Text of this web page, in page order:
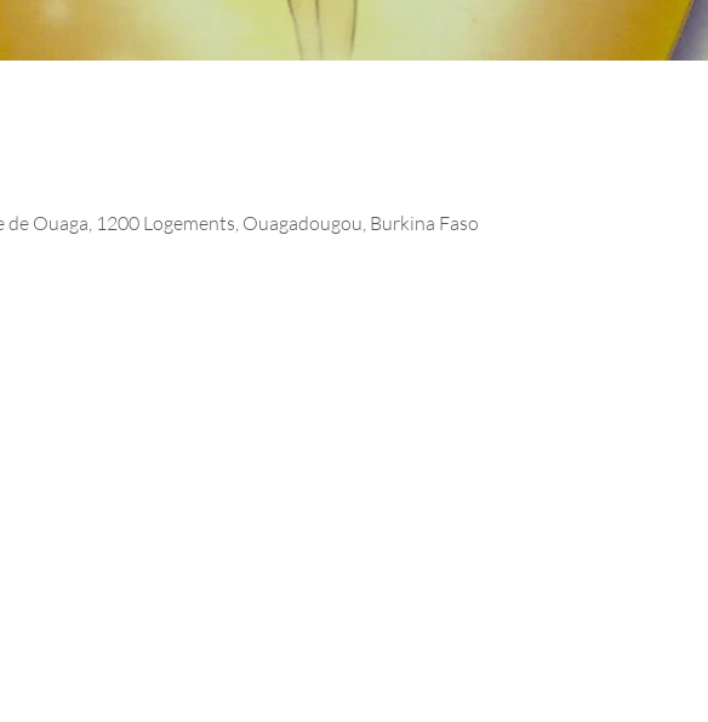
Ouaga, 1200 Logements, Ouagadougou, Burkina Faso